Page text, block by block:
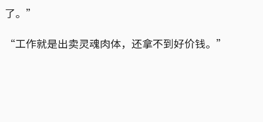
了。”
“工作就是出卖灵魂肉体，还拿不到好价钱。”